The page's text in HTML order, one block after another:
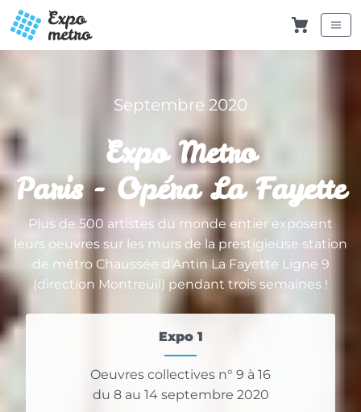
Septembre 2020
Expo Metro
Paris - Opéra La Fayette
Plus de 500 artistes du monde entier exposent
leurs oeuvres sur les murs de la prestigieuse station
de métro Chaussée d'Antin La Fayette Ligne 9
(direction Montreuil) pendant trois semaines !
Expo 1
Oeuvres collectives n° 9 à 16
du 8 au 14 septembre 2020